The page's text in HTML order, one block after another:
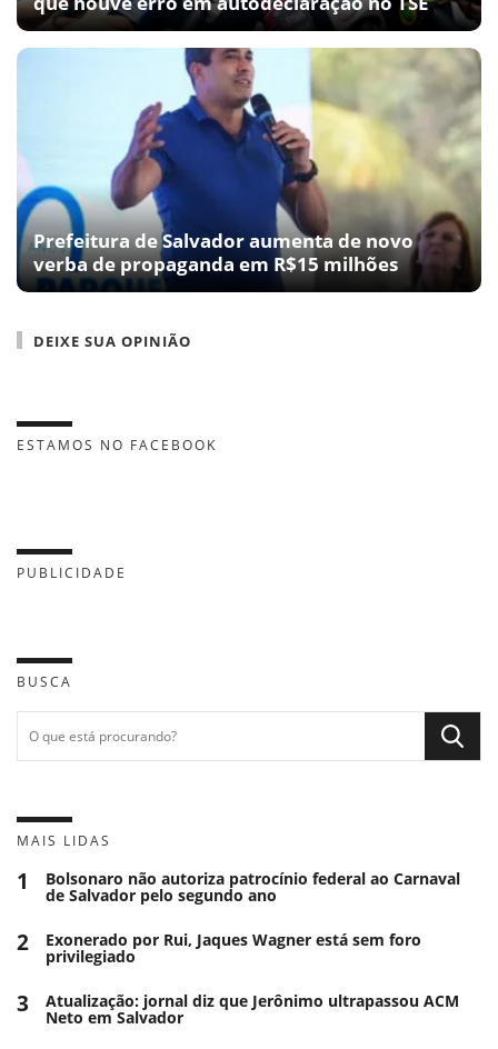
Prefeitura de Salvador aumenta de novo
verba de propaganda em R$15 milhões
DEIXE SUA OPINIÃO
ESTAMOS NO FACEBOOK
PUBLICIDADE
BUSCA
MAIS LIDAS
1 Bolsonaro não autoriza patrocínio federal ao Carnaval
de Salvador pelo segundo ano
2 Exonerado por Rui, Jaques Wagner está sem foro
privilegiado
3 Atualização: jornal diz que Jerônimo ultrapassou ACM
Neto em Salvador